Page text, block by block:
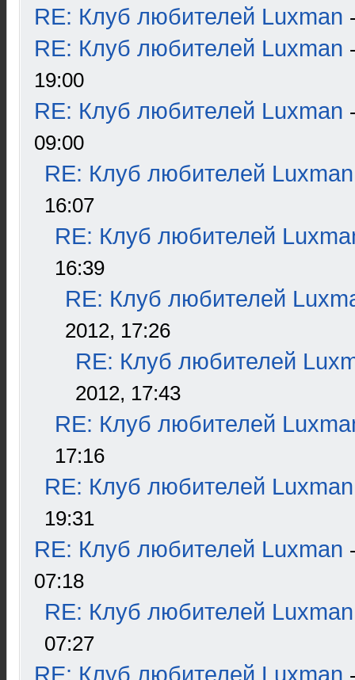
RE: Клуб любителей Luxman
RE: Клуб любителей Luxman
19:00
RE: Клуб любителей Luxman
09:00
RE: Клуб любителей Luxman
16:07
RE: Клуб любителей
16:39
RE: Клуб любителей
2012, 17:26
RE: Клуб любителей
2012, 17:43
RE: Клуб любителей
17:16
RE: Клуб любителей Luxman
19:31
RE: Клуб любителей Luxman
07:18
RE: Клуб любителей Luxman
07:27
RE: Клуб любителей Luxman